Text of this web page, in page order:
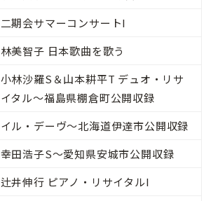
二期会サマーコンサートI
林美智子 日本歌曲を歌う
小林沙羅S＆山本耕平T デュオ・リサ
イタル～福島県棚倉町公開収録
イル・デーヴ～北海道伊達市公開収録
幸田浩子S～愛知県安城市公開収録
辻井伸行 ピアノ・リサイタルI